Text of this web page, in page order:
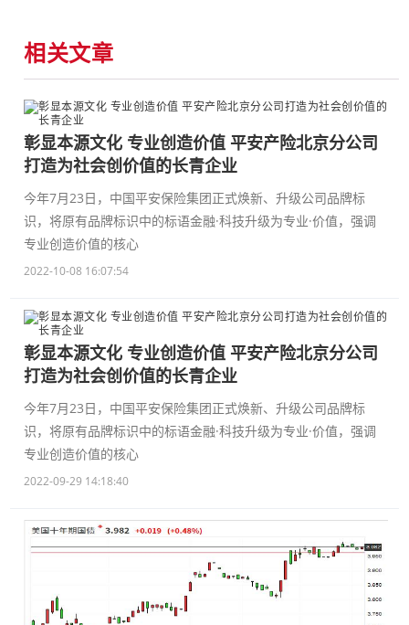
相关文章
彰显本源文化 专业创造价值 平安产险北京分公司
打造为社会创价值的长青企业
今年7月23日，中国平安保险集团正式焕新、升级公司品牌标
识，将原有品牌标识中的标语金融·科技升级为专业·价值，强调
专业创造价值的核心
2022-10-08 16:07:54
彰显本源文化 专业创造价值 平安产险北京分公司
打造为社会创价值的长青企业
今年7月23日，中国平安保险集团正式焕新、升级公司品牌标
识，将原有品牌标识中的标语金融·科技升级为专业·价值，强调
专业创造价值的核心
2022-09-29 14:18:40